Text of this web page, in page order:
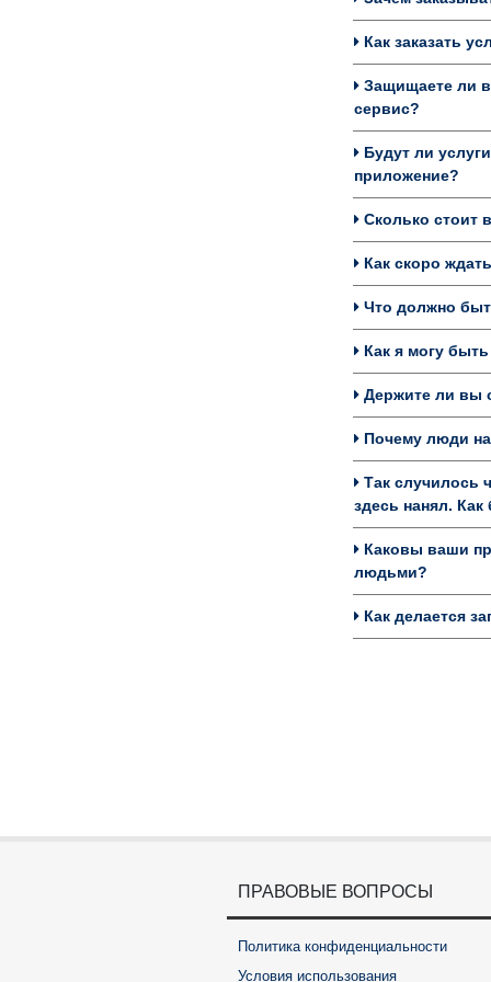
Как заказать
Защищаете ли
сервис?
Будут ли
приложение?
Сколько стоит
Как скоро
Что должно
Как я могу
Держите ли вы
Почему люди
Так случилось
здесь нанял.
Каковы ваши
людьми?
Как делается
ПРАВОВЫЕ ВОПРОСЫ
Политика конфиденциальности
Условия использования